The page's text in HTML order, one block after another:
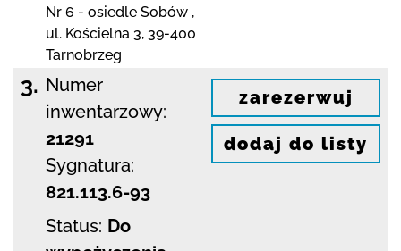
Nr 6 - osiedle Sobów ,
ul. Kościelna 3, 39-400
Tarnobrzeg
3. Numer
inwentarzowy:
21291
Sygnatura:
821.113.6-93
Status: Do
zarezerwuj
dodaj do listy